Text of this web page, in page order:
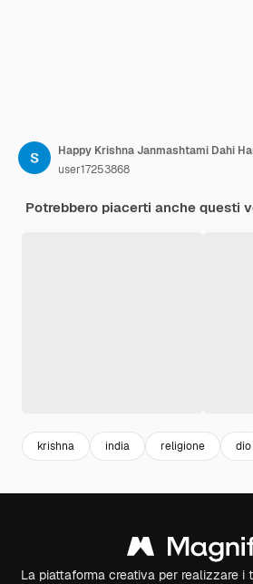
user17253868
Potrebbero piacerti anche questi
krishna india religione dio
La piattaforma creativa per realizzare i